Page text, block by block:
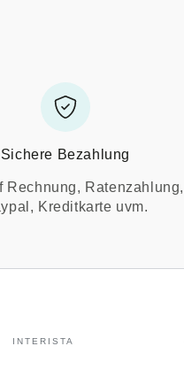
Sichere Bezahlung
Rechnung, Ratenzahlung,
Kreditkarte uvm.
INTERISTA